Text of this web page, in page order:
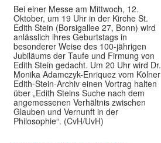
Bei einer Messe am Mittwoch, 12.
Oktober, um 19 Uhr in der Kirche St.
Edith Stein (Borsigallee 27, Bonn) wird
anlässlich ihres Geburtstags in
besonderer Weise des 100-jährigen
Jubiläums der Taufe und Firmung von
Edith Stein gedacht. Um 20 Uhr wird Dr.
Monika Adamczyk-Enriquez vom Kölner
Edith-Stein-Archiv einen Vortrag halten
über „Edith Steins Suche nach dem
angemessenen Verhältnis zwischen
Glauben und Vernunft in der
Philosophie“. (CvH/UvH)